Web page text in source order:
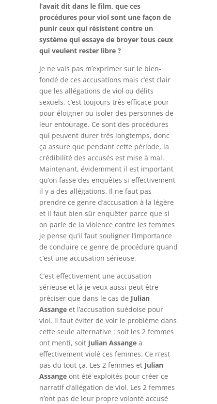
l’avait dit dans le film, que ces
procédures pour viol sont une façon de
punir ceux qui résistent contre un
système qui essaye de broyer tous ceux
qui veulent rester libre ?
Je ne vais pas m’exprimer sur le bien-
fondé de ces accusations mais c’est clair
que les allégations de viol ou délits
sexuels, c’est toujours très efficace pour
pour éloigner ou isoler des personnes de
leur entourage. Ce sont des procédures
qui peuvent durer très longtemps, donc
ça assure que pendant cette période, la
crédibilité des accusés est mise à mal.
Maintenant, évidemment il est important
qu’on fasse des enquêtes si effectivement
il y a des allégations. Il ne faut pas
prendre ce genre d’accusation à la légère
et il faut bien sûr enquêter parce que si
on parle de la violence contre les femmes
je pense qu’il faut souligner l’importance
de conduire ce genre de procédure quand
c’est une accusation sérieuse.
C’est effectivement une accusation
sérieuse et là je veux aussi peut être
préciser que dans le cas de Julian
Assangeet l’accusation suédoise pour
viol, il faut éviter de voir le problème dans
cette seule alternative : soit les 2 femmes
ont menti, soit Julian Assange a
effectivement violé ces femmes. Ce n’est
pas du tout ça. Les 2 femmes et Julian
Assange ont été exploités pour créer ce
narratif d’allégation de viol. Les 2 femmes
n’ont pas de leur propre volonté accusé